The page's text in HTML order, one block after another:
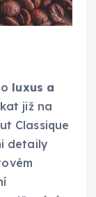
luxus a
již na
Classique
detaily